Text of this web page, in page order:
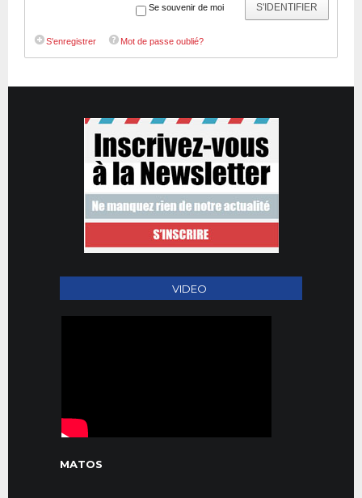
S'IDENTIFIER
Se souvenir de moi
S'enregistrer Mot de passe oublié?
VIDEO
MATOS